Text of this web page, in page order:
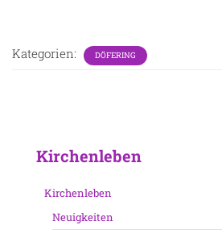
Kategorien: DÖFERING
Kirchenleben
Kirchenleben
Neuigkeiten